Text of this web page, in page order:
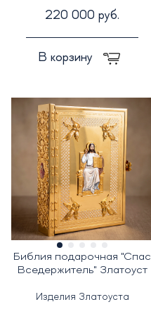
220 000 руб.
В корзину
Библия подарочная "Спас
Вседержитель" Златоуст
Изделия Златоуста